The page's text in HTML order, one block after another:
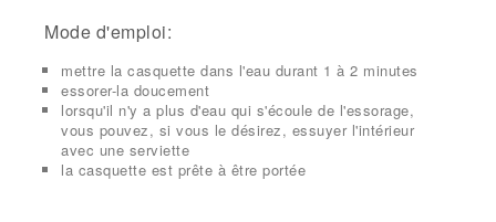
Mode d'emploi:
mettre la casquette dans l'eau durant 1 à 2 minutes
essorer-la doucement
lorsqu'il n'y a plus d'eau qui s'écoule de l'essorage,
vous pouvez, si vous le désirez, essuyer l'intérieur
avec une serviette
la casquette est prête à être portée